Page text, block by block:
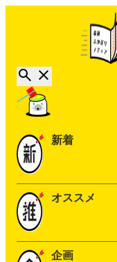
新着
オススメ
企画